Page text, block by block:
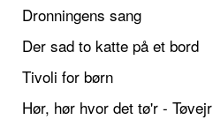
Dronningens sang
Der sad to katte på et bord
Tivoli for børn
Hør, hør hvor det tø'r - Tøvejr